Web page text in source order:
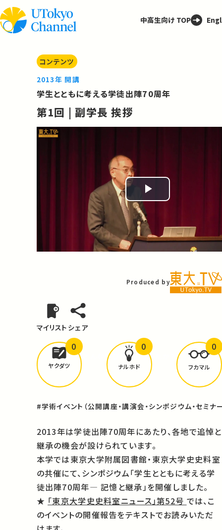
中高生向け TOP
コンテンツ
2013年 開講
学生とともに考える学徒出陣70周年
第1回 | 副学長 挨拶
Play
Video
Produced by
マイリスト シェア
どんな学びがありましたか？
ヤクダツ
0
ナルホド
0
フカマル
0
#学術イベント（公開講座・講演会・シンポジウム・セミナ
2013年は学徒出陣70周年にあたり、各地で追悼と
継承の機会が設けられています。
本学では東京大学附属図書館・東京大学史史料室
の共催にて、シンポジウム「学生とともに考える学
徒出陣70周年― 記憶と継承」を開催しました。
★ 「東京大学史史料室ニュース」第52号 では、こ
のイベントの開催報告をテキストでお読みいただ